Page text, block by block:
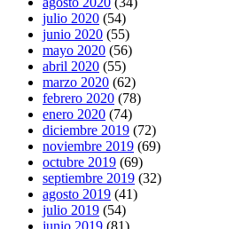
julio 2020 (54)
junio 2020 (55)
mayo 2020 (56)
abril 2020 (55)
marzo 2020 (62)
febrero 2020 (78)
enero 2020 (74)
diciembre 2019 (72)
noviembre 2019 (69)
octubre 2019 (69)
septiembre 2019 (32)
agosto 2019 (41)
julio 2019 (54)
junio 2019 (81)